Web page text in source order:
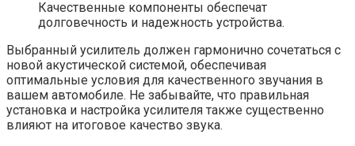
Качественные компоненты обеспечат
долговечность и надежность устройства.
Выбранный усилитель должен гармонично сочетаться с
новой акустической системой, обеспечивая
оптимальные условия для качественного звучания в
вашем автомобиле. Не забывайте, что правильная
установка и настройка усилителя также существенно
влияют на итоговое качество звука.